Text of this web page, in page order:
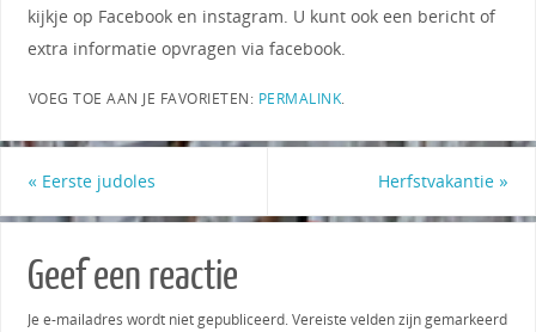
kijkje op Facebook en instagram. U kunt ook een bericht of
extra informatie opvragen via facebook.
VOEG TOE AAN JE FAVORIETEN: PERMALINK.
« Eerste judoles Herfstvakantie »
Geef een reactie
Je e-mailadres wordt niet gepubliceerd. Vereiste velden zijn gemarkeerd